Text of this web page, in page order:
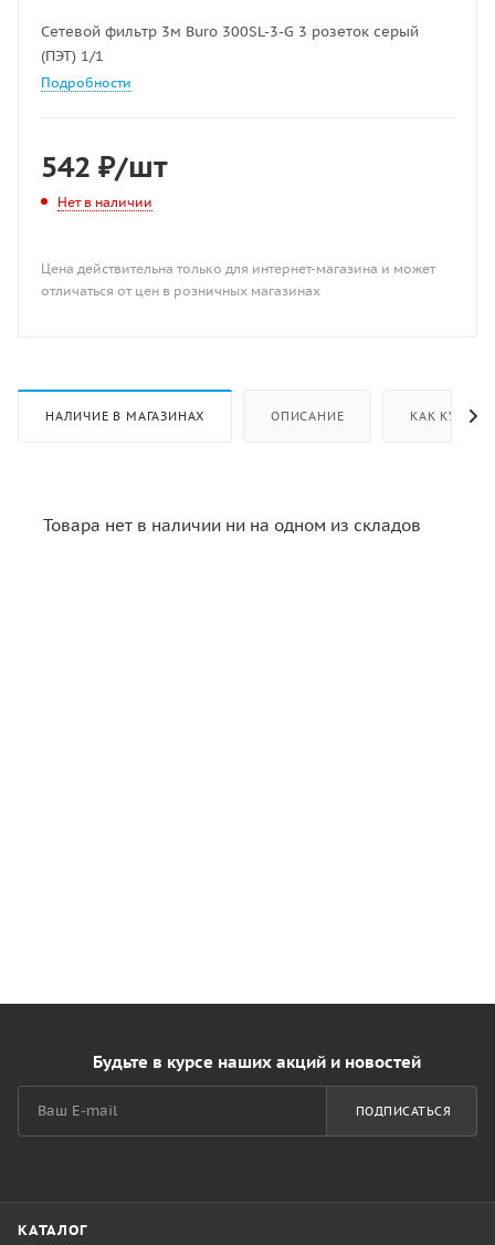
Сетевой фильтр 3м Buro 300SL-3-G 3 розеток серый
(ПЭТ) 1/1
Подробности
542 ₽/шт
Нет в наличии
Цена действительна только для интернет-магазина и может
отличаться от цен в розничных магазинах
НАЛИЧИЕ В МАГАЗИНАХ ОПИСАНИЕ КАК КУПИТЬ
Товара нет в наличии ни на одном из складов
Будьте в курсе наших акций и новостей
ПОДПИСАТЬСЯ
КАТАЛОГ